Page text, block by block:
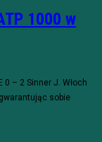
1000 w
– 2 Sinner J. Włoch
sobie